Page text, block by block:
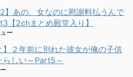
】あの、女なのに慰謝料払うんで
【2chまとめ殿堂入り】
ー
】２年前に別れた彼女が俺の子供
らしい～Part5～